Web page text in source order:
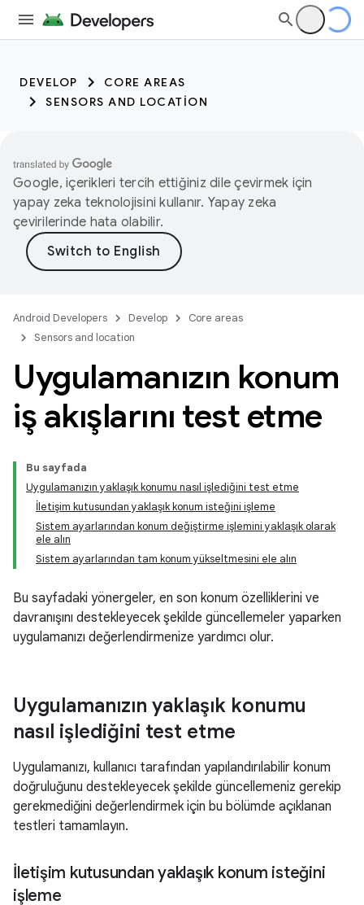
DEVELOP
CORE AREAS
SENSORS AND LOCATION
Google, içerikleri tercih ettiğiniz dile çevirmek için
yapay zeka teknolojisini kullanır. Yapay zeka
çevirilerinde hata olabilir.
Android Developers Develop
Core areas
Sensors and location
Uygulamanızın konum
iş akışlarını test etme
Bu sayfada
Uygulamanızın yaklaşık konumu nasıl işlediğini test etme
İletişim kutusundan yaklaşık konum isteğini işleme
Sistem ayarlarından konum değiştirme işlemini yaklaşık olarak
ele alın
Sistem ayarlarından tam konum yükseltmesini ele alın
Bu sayfadaki yönergeler, en son konum özelliklerini ve
davranışını destekleyecek şekilde güncellemeler yaparken
uygulamanızı değerlendirmenize yardımcı olur.
Uygulamanızın yaklaşık konumu
nasıl işlediğini test etme
Uygulamanızı, kullanıcı tarafından yapılandırılabilir konum
doğruluğunu destekleyecek şekilde güncellemeniz gerekip
gerekmediğini değerlendirmek için bu bölümde açıklanan
testleri tamamlayın.
İletişim kutusundan yaklaşık konum isteğini
işleme